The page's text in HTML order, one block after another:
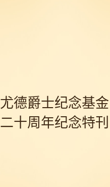
尤德爵士纪念基金
二十周年纪念特刊